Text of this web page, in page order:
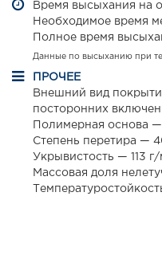
Время высыхания на
Необходимое время
Полное время
Данные по высыханию при
ПРОЧЕЕ
Внешний вид
посторонних
Полимерная основа
Степень перетира —
Укрывистость — 113 г/
Массовая доля